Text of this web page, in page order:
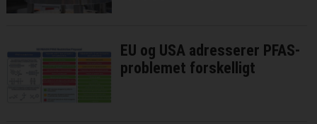
EU og USA adresserer PFAS-
problemet forskelligt